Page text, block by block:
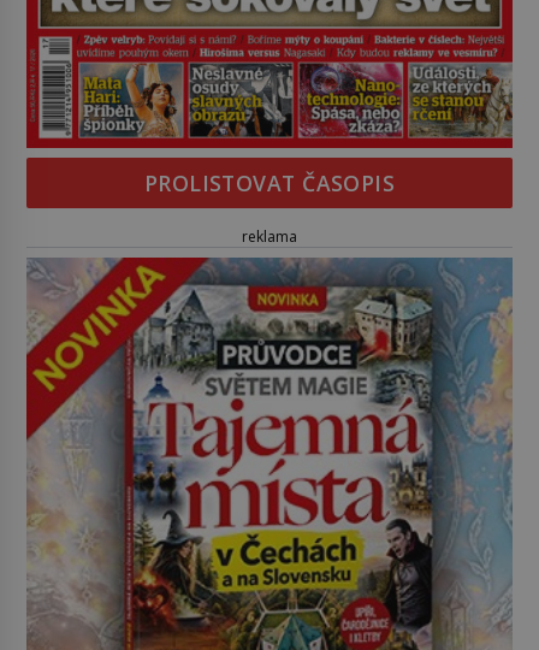
PROLISTOVAT ČASOPIS
reklama